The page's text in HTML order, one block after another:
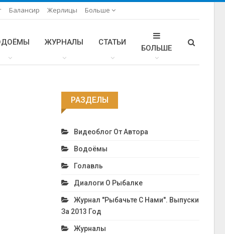
Балансир Жерлицы Больше
ЖУРНАЛЫ СТАТЬИ
БОЛЬШЕ
РАЗДЕЛЫ
Видеоблог От Автора
Водоёмы
Голавль
Диалоги О Рыбалке
Журнал "Рыбачьте С Нами". Выпуски
За 2013 Год
Журналы